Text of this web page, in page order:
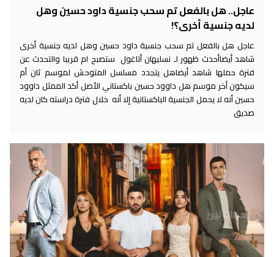
عاجل.. هل بالفعل تم سحب جنسية داود حسين وهل
لديه جنسية أخرى؟!
عاجل هل بالفعل تم سحب جنسية داود حسين وهل لديه جنسية أخرى
شاهد أيضاأحدث ظهور لـ نسليهان أتاغول ستصبح ام قريبا والتحدث عن
فترة حملها شاهد أيضاهل يتجدد مسلسل المتوحش لموسم ثان أم
سيكون أخر موسم هل داوود حسين باكستاني الأصل أكد الممثل داوود
حسين أنه لا يحمل الجنسية الباكستانية إلا أنه خلال فترة دراسته كان لديه
صديق